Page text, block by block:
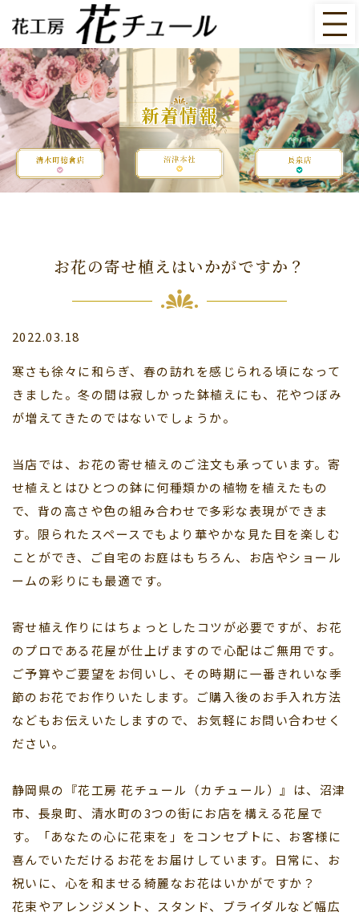
新着情報
お花の寄せ植えはいかがですか？
2022.03.18
寒さも徐々に和らぎ、春の訪れを感じられる頃になって
きました。冬の間は寂しかった鉢植えにも、花やつぼみ
が増えてきたのではないでしょうか。
当店では、お花の寄せ植えのご注文も承っています。寄
せ植えとはひとつの鉢に何種類かの植物を植えたもの
で、背の高さや色の組み合わせで多彩な表現ができま
す。限られたスペースでもより華やかな見た目を楽しむ
ことができ、ご自宅のお庭はもちろん、お店やショール
ームの彩りにも最適です。
寄せ植え作りにはちょっとしたコツが必要ですが、お花
のプロである花屋が仕上げますので心配はご無用です。
ご予算やご要望をお伺いし、その時期に一番きれいな季
節のお花でお作りいたします。ご購入後のお手入れ方法
などもお伝えいたしますので、お気軽にお問い合わせく
ださい。
静岡県の『花工房 花チュール（カチュール）』は、沼津
市、長泉町、清水町の3つの街にお店を構える花屋で
す。「あなたの心に花束を」をコンセプトに、お客様に
喜んでいただけるお花をお届けしています。日常に、お
祝いに、心を和ませる綺麗なお花はいかがですか？
花束やアレンジメント、スタンド、ブライダルなど幅広